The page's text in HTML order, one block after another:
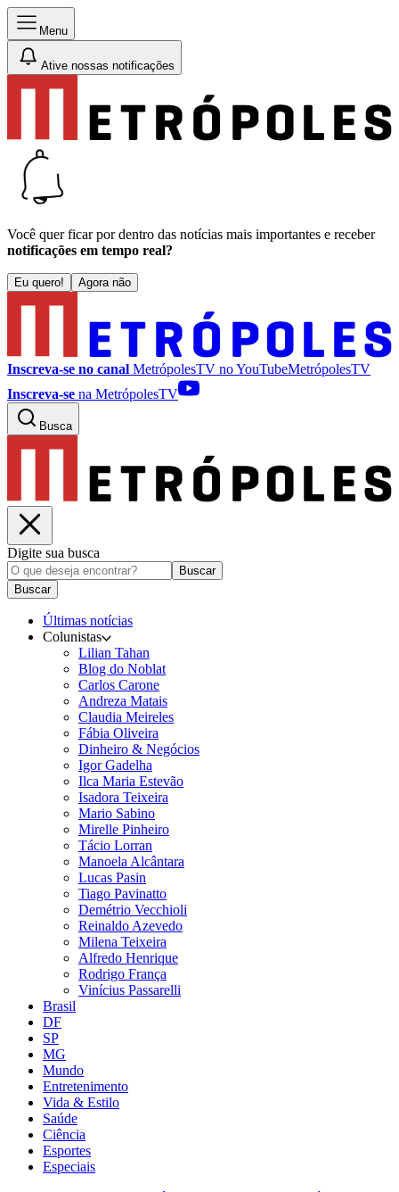
Menu
Ative nossas notificações
Você quer ficar por dentro das notícias mais importantes e receber
notificações em tempo real?
Eu quero! Agora não
Inscreva-se no canal MetrópolesTV noYouTubeMetrópolesTV
Inscreva-se na MetrópolesTV
Busca
Digite sua busca
Buscar
Buscar
Últimas notícias
Colunistas
Lilian Tahan
Blog do Noblat
Carlos Carone
Andreza Matais
Claudia Meireles
Fábia Oliveira
Dinheiro & Negócios
Igor Gadelha
Ilca Maria Estevão
Isadora Teixeira
Mario Sabino
Mirelle Pinheiro
Tácio Lorran
Manoela Alcântara
Lucas Pasin
Tiago Pavinatto
Demétrio Vecchioli
Reinaldo Azevedo
Milena Teixeira
Alfredo Henrique
Rodrigo França
Vinícius Passarelli
Brasil
DF
SP
MG
Mundo
Entretenimento
Vida & Estilo
Saúde
Ciência
Esportes
Especiais